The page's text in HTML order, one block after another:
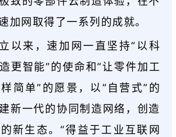
加网取得了一系列的成就。
以来，速加网一直坚持“以科
更智能”的使命和“让零件加工
简单”的愿景，以“自营式”的
新一代的协同制造网络，创造
新生态。“得益于工业互联网